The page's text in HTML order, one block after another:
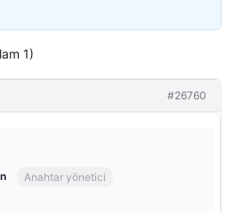
1)
#26760
Anahtar yönetici